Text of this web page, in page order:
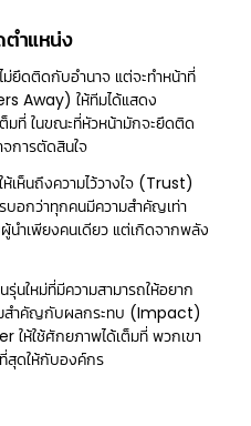
ตำแหน่ง
ม่ยึดติดกับอำนาจ แต่จะทำหน้าที่
Away) ให้ทีมได้แสดง
มที่ ในขณะที่หัวหน้ามักจะยึดติด
การตัดสินใจ
เห็นถึงความไว้วางใจ (Trust)
บอกว่าทุกคนมีความสำคัญเท่า
นำเพียงคนเดียว แต่เกิดจากพลัง
นใหม่ที่มีความสามารถให้อยาก
มสำคัญกับผลกระทบ (Impact)
ให้ใช้ศักยภาพได้เต็มที่ พวกเขา
สุดให้กับองค์กร